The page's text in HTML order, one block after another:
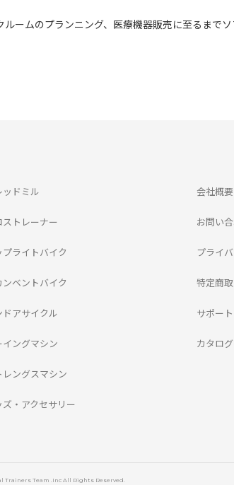
ームのプランニング、医療機器販売に至るまで
ッドミル
ストレーナー
プライトバイク
ンベントバイク
ドアサイクル
イングマシン
レングスマシン
ズ・アクセサリー
会社概要
お問い
プライ
特定商
サポー
カタロ
Trainers Team .Inc All Rights Reserved.